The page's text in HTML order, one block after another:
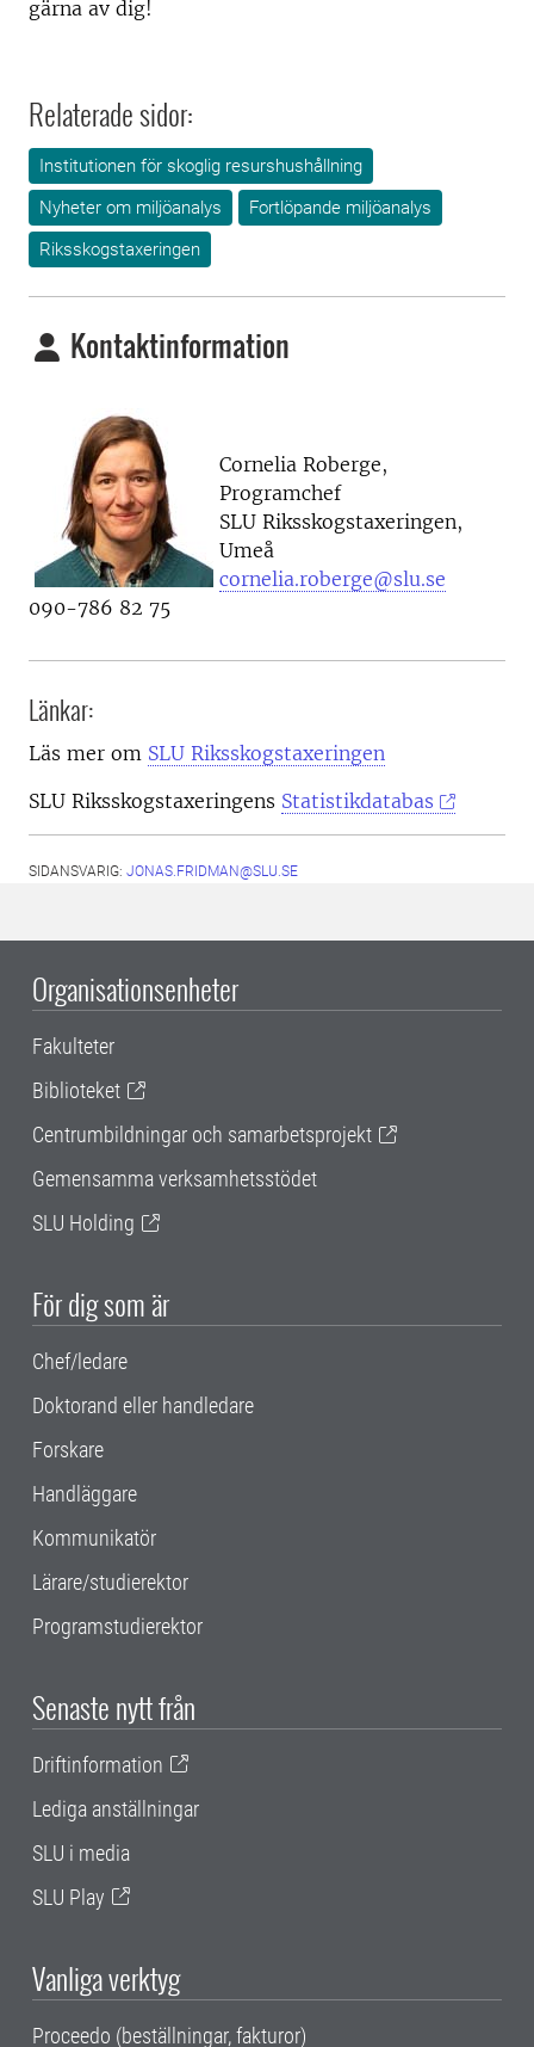
gärna av dig!
Relaterade sidor:
Institutionen för skoglig resurshushållning
Nyheter om miljöanalys
Fortlöpande miljöanalys
Riksskogstaxeringen
Kontaktinformation
Cornelia Roberge,
Programchef
SLU Riksskogstaxeringen,
Umeå
cornelia.roberge@slu.se
090-786 82 75
Länkar:
Läs mer om SLU Riksskogstaxeringen
SLU Riksskogstaxeringens Statistikdatabas
SIDANSVARIG: JONAS.FRIDMAN@SLU.SE
Organisationsenheter
Fakulteter
Biblioteket
Centrumbildningar och samarbetsprojekt
Gemensamma verksamhetsstödet
SLU Holding
För dig som är
Chef/ledare
Doktorand eller handledare
Forskare
Handläggare
Kommunikatör
Lärare/studierektor
Programstudierektor
Senaste nytt från
Driftinformation
Lediga anställningar
SLU i media
SLU Play
Vanliga verktyg
Proceedo (beställningar, fakturor)